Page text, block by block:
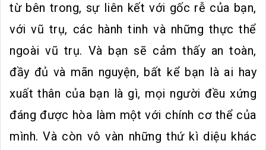
từ bên trong, sự liên kết với gốc rễ của bạn,
với vũ trụ, các hành tinh và những thực thể
ngoài vũ trụ. Và bạn sẽ cảm thấy an toàn,
đầy đủ và mãn nguyện, bất kể bạn là ai hay
xuất thân của bạn là gì, mọi người đều xứng
đáng được hòa làm một với chính cơ thể của
mình. Và còn vô vàn những thứ kì diệu khác